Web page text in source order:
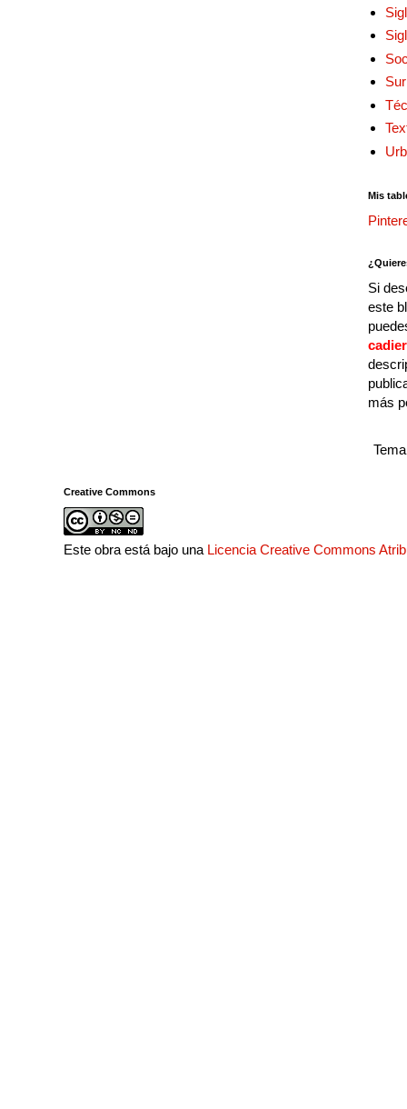
Mis
Si
este
más
Creative Commons
Este obra está bajo una Licencia Creative Commons